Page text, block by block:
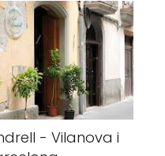
- Vilanova i